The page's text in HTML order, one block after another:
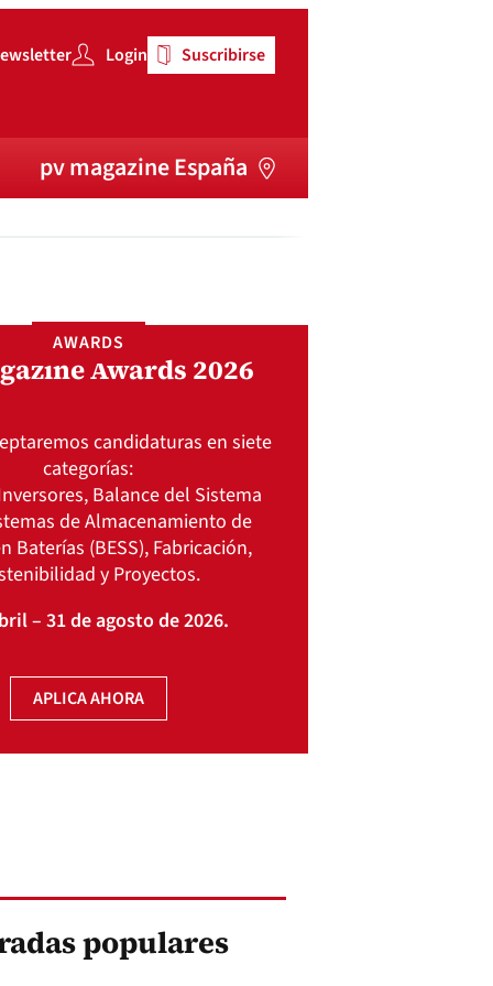
Login Suscribirse
pv magazine España
AWARDS
Awards 2026
candidaturas en siete
categorías:
Balance del Sistema
de Almacenamiento de
Baterías (BESS), Fabricación,
y Proyectos.
– 31 de agosto de 2026.
APLICA AHORA
populares